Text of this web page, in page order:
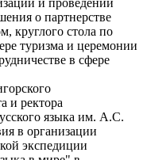
о партнерстве
круглого стола по
туризма и церемонии
в сфере
и ректора
языка им. А.С.
в организации
экспедиции